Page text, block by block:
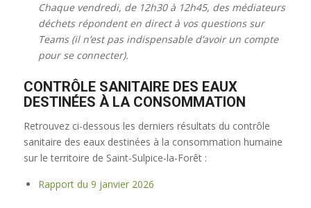
Chaque vendredi, de 12h30 à 12h45, des médiateurs
déchets répondent en direct à vos questions sur
Teams (il n’est pas indispensable d’avoir un compte
pour se connecter).
CONTRÔLE SANITAIRE DES EAUX
DESTINÉES À LA CONSOMMATION
Retrouvez ci-dessous les derniers résultats du contrôle
sanitaire des eaux destinées à la consommation humaine
sur le territoire de Saint-Sulpice-la-Forêt :
Rapport du 9 janvier 2026